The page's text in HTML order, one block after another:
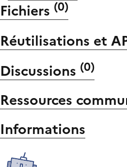
Fichiers (0)
Réutilisations et
Discussions (0)
Ressources
Informations